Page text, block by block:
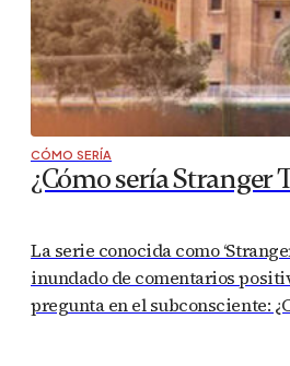
CÓMO SERÍA
¿Cómo sería Stranger
La serie conocida como
inundado de comentarios
pregunta en el subconsciente: